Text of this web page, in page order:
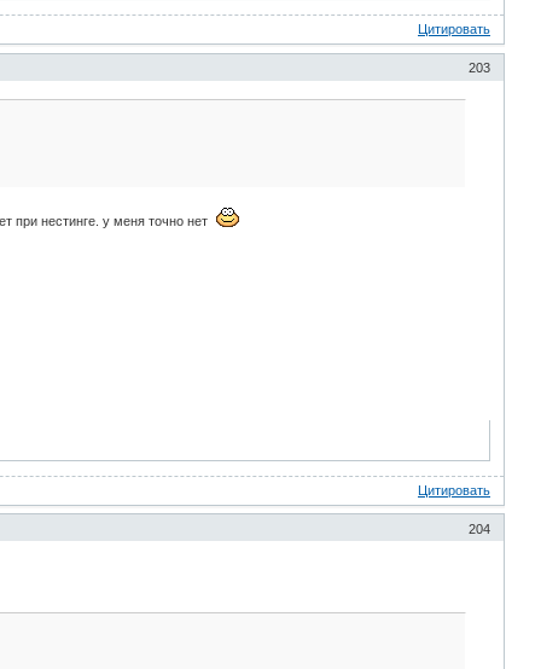
Цитировать
203
при нестинге. у меня точно нет
Цитировать
204